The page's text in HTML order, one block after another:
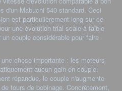
d'un Mabuchi 540 standard. Ceci
est particulièrement long sur ce
une évolution trial scale à faible
couple considérable pour faire
chose importante : les moteurs
aucun gain en couple.
répandue, le couple n'augmente
tours de bobinage. Concrètement,